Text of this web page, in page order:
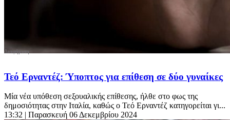
Τεό Ερναντέζ: Ύποπτος για επίθεση σε δύο γυναίκες
Μία νέα υπόθεση σεξουαλικής επίθεσης, ήλθε στο φως της
δημοσιότητας στην Ιταλία, καθώς ο Τεό Ερναντέζ κατηγορείται γι...
13:32 | Παρασκευή 06 Δεκεμβρίου 2024